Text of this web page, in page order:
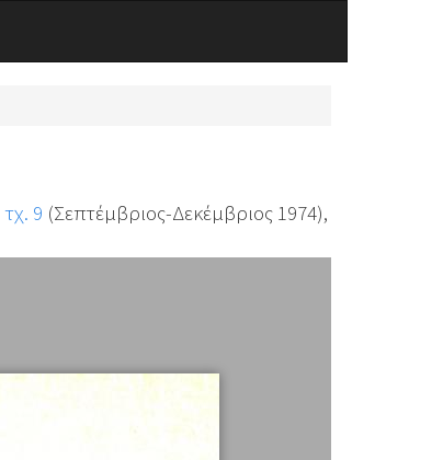
τχ. 9 (Σεπτέμβριος-Δεκέμβριος 1974),